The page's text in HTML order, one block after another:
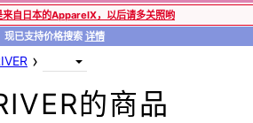
来自日本的ApparelX，以后请多关照哟
现已支持价格搜索 详情
›
的商品